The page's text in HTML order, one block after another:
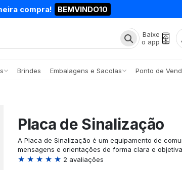
compra! BEMVINDO10
Baixe
o app
Brindes Embalagens e Sacolas Ponto de
Placa de Sinalização
A Placa de Sinalização é um equipamento de
mensagens e orientações de forma clara e
★ ★ ★ ★ ★ 2 avaliações